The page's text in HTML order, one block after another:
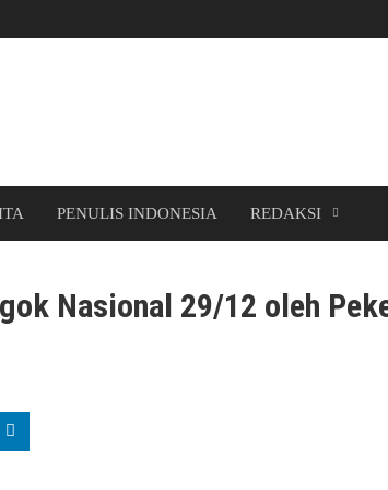
PENULIS INDONESIA REDAKSI
Nasional 29/12 oleh